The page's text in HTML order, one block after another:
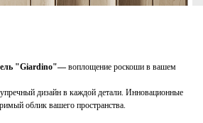
"Giardino"— воплощение роскоши в вашем
дизайн в каждой детали. Инновационные
облик вашего пространства.